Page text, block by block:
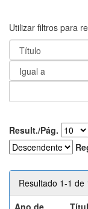
Utilizar filtros para
Result./Pág.
Resultado 1-1 de
Ano de